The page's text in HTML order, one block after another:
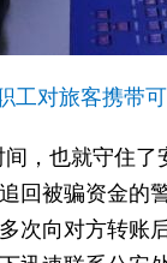
工对旅客携带
，也就守住
回被骗资金的
次向对方转账